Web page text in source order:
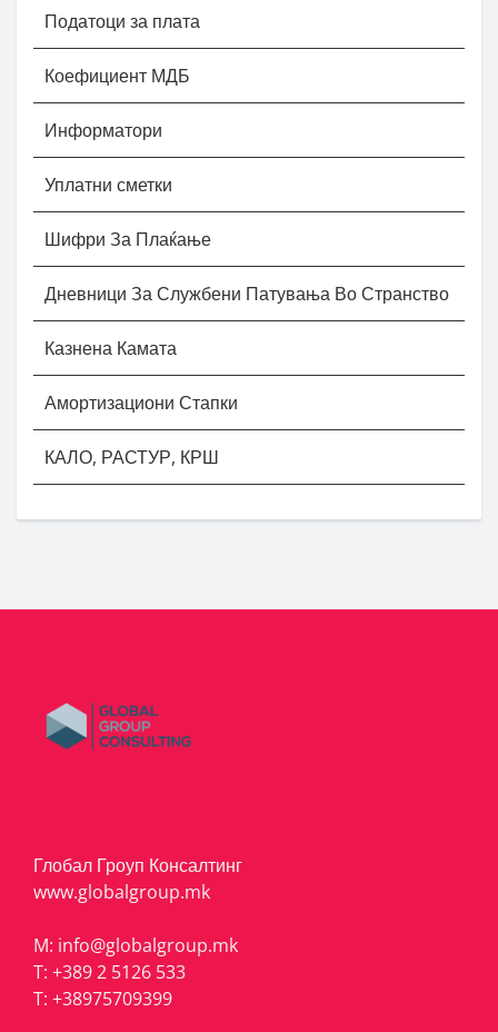
Податоци за плата
Коефициент МДБ
Информатори
Уплатни сметки
Шифри За Плаќање
Дневници За Службени Патувања Во Странство
Казнена Камата
Амортизациони Стапки
КАЛО, РАСТУР, КРШ
Глобал Гроуп Консалтинг
www.globalgroup.mk
M: info@globalgroup.mk
T: +389 2 5126 533
T: +38975709399